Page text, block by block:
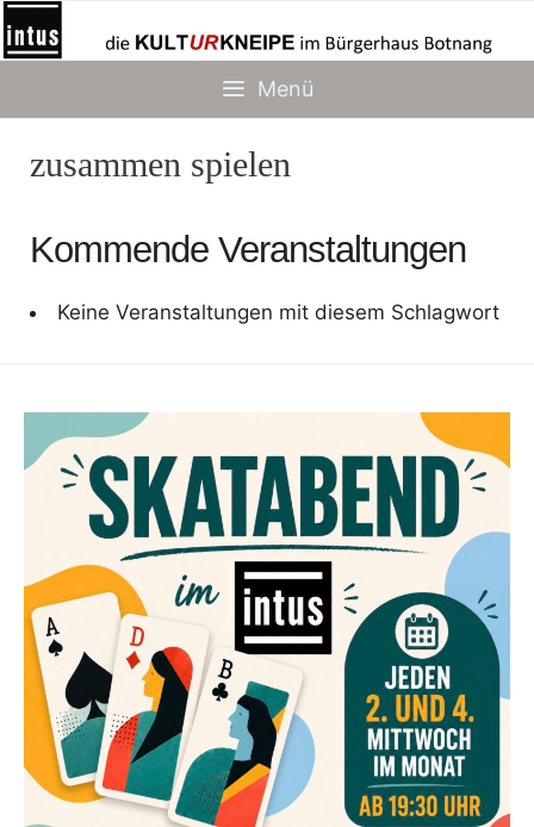
Zum
Inhalt
Menü
zusammen spielen
Kommende Veranstaltungen
Keine Veranstaltungen mit diesem Schlagwort